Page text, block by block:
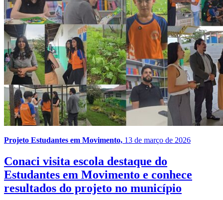
Projeto Estudantes em Movimento, 13 de março de 2026
Conaci visita escola destaque do
Estudantes em Movimento e conhece
resultados do projeto no município